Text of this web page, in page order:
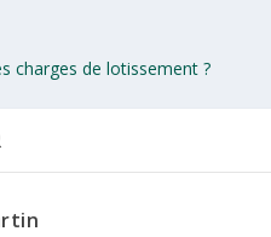
charges de lotissement ?